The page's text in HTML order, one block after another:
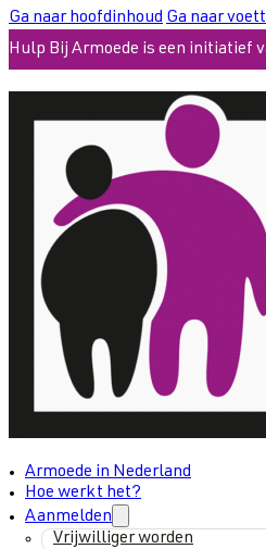
Ga naar hoofdinhoud Ga naar
Hulp Bij Armoede is een initiatief
Armoede in Nederland
Hoe werkt het?
Aanmelden
Vrijwilliger worden